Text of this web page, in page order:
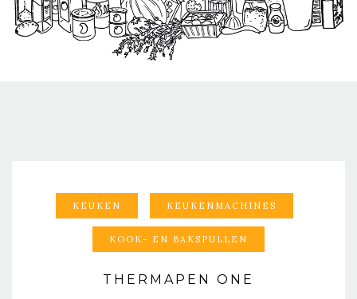
KEUKEN KEUKENMACHINES
KOOK- EN BAKSPULLEN
THERMAPEN ONE